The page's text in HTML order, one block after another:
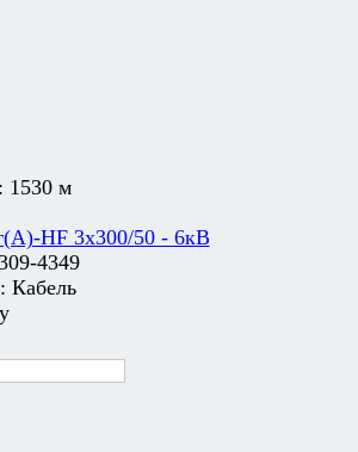
1530 м
HF 3х300/50 - 6кВ
4349
Кабель